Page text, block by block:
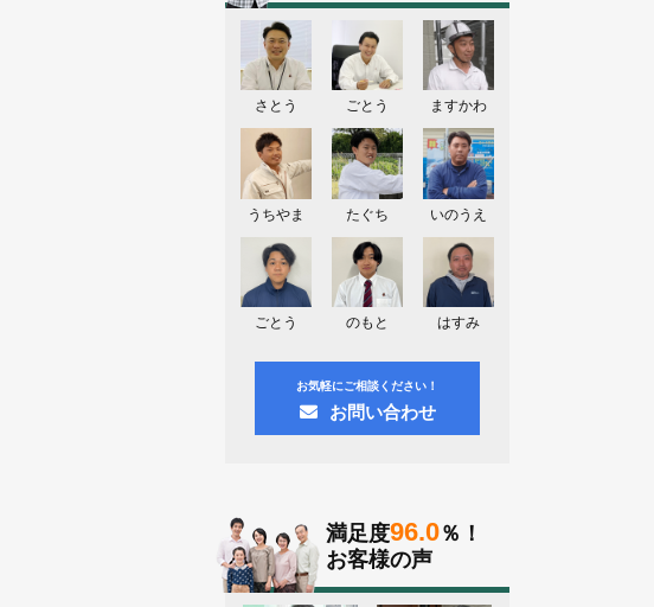
群馬県伊勢崎市K様よりお問い合わせ
頂きました。ありがとう御座います！
東京都葛飾区N様よりお問い合わせ頂
2026.08.03
神奈川県川崎市A様よりお問い合わせ
頂きました。ありがとう御座います！
群馬県高崎市E様よりお問い合わせ頂
きました。ありがとう御座います！
2026.08.02
東京都練馬区K様よりお問い合わせ頂
さとう ごとう ますかわ
うちやま たぐち いのうえ
ごとう のもと はすみ
お気軽にご相談ください！
お問い合わせ
満足度96.0％！
お客様の声